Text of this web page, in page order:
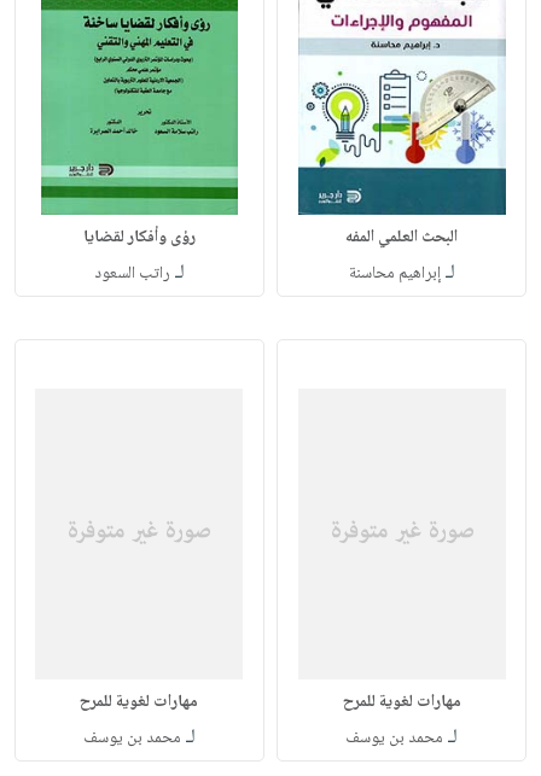
البحث العلمي المفه
لـإبراهيم محاسنة
رؤى وأفكار لقضايا
لـ راتب السعود
مهارات لغوية للمرح
لـ محمد بن يوسف
مهارات لغوية للمرح
لـ محمد بن يوسف